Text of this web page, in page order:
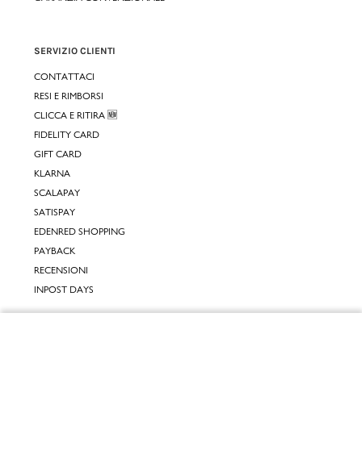
SERVIZIO CLIENTI
CONTATTACI
RESI E RIMBORSI
CLICCA E RITIRA 🆕
FIDELITY CARD
GIFT CARD
KLARNA
SCALAPAY
SATISPAY
EDENRED SHOPPING
PAYBACK
RECENSIONI
INPOST DAYS